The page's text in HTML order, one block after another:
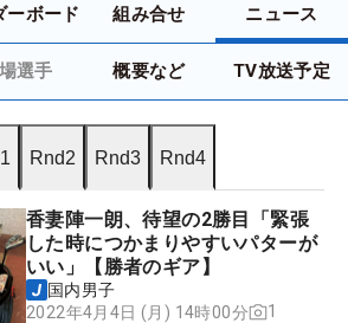
ーボード 組み合せ ニュース
選手 概要など TV放送予定
Rnd2 Rnd3 Rnd4
香妻陣一朗、待望の2勝目「緊張
した時につかまりやすいパターが
いい」【勝者のギア】
国内男子
2022年4月4日 (月) 14時00分
1